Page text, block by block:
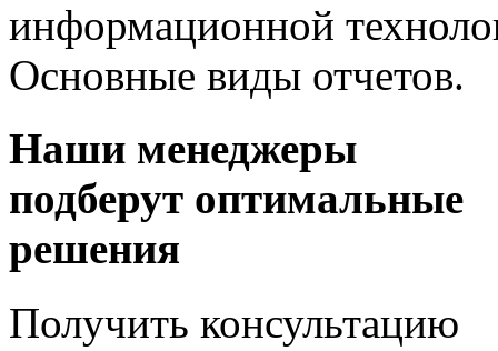
информационной
Основные виды отчетов.
Наши менеджеры
подберут оптимальные
решения
Получить консультацию